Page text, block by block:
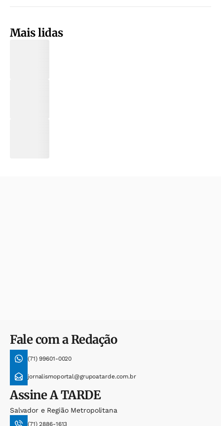
Mais lidas
Fale com a Redação
(71) 99601-0020
jornalismoportal@grupoatarde.com.br
AssineA TARDE
Salvador e Região Metropolitana
(71) 2886-1613